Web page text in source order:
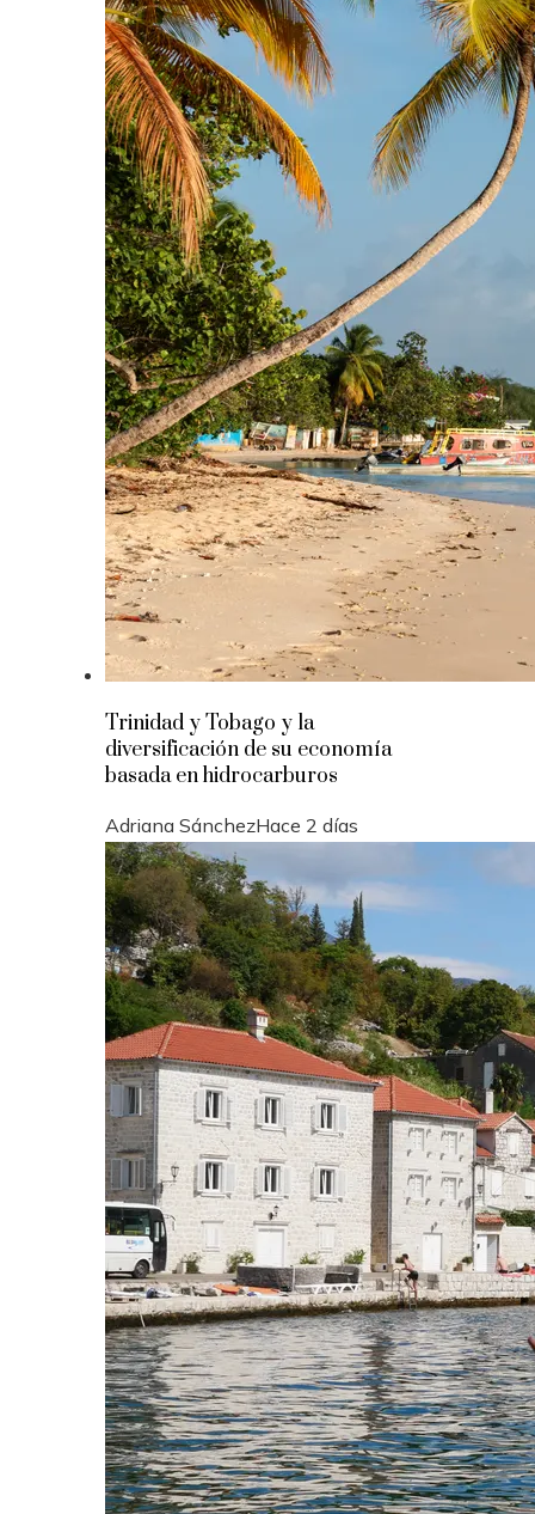
Trinidad y Tobago y la
diversificación de su economía
basada en hidrocarburos
Adriana SánchezHace 2 días